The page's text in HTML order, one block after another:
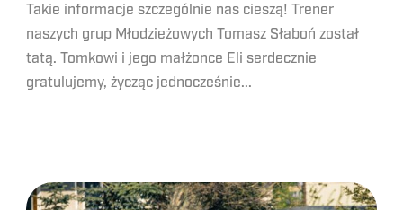
Takie informacje szczególnie nas cieszą! Trener
naszych grup Młodzieżowych Tomasz Słaboń został
tatą. Tomkowi i jego małżonce Eli serdecznie
gratulujemy, życząc jednocześnie...